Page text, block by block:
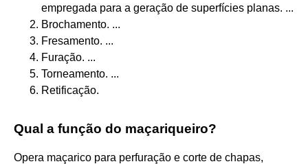
empregada para a geração de superfícies planas. ...
Brochamento. ...
Fresamento. ...
Furação. ...
Torneamento. ...
Retificação.
Qual a função do maçariqueiro?
Opera maçarico para perfuração e corte de chapas,